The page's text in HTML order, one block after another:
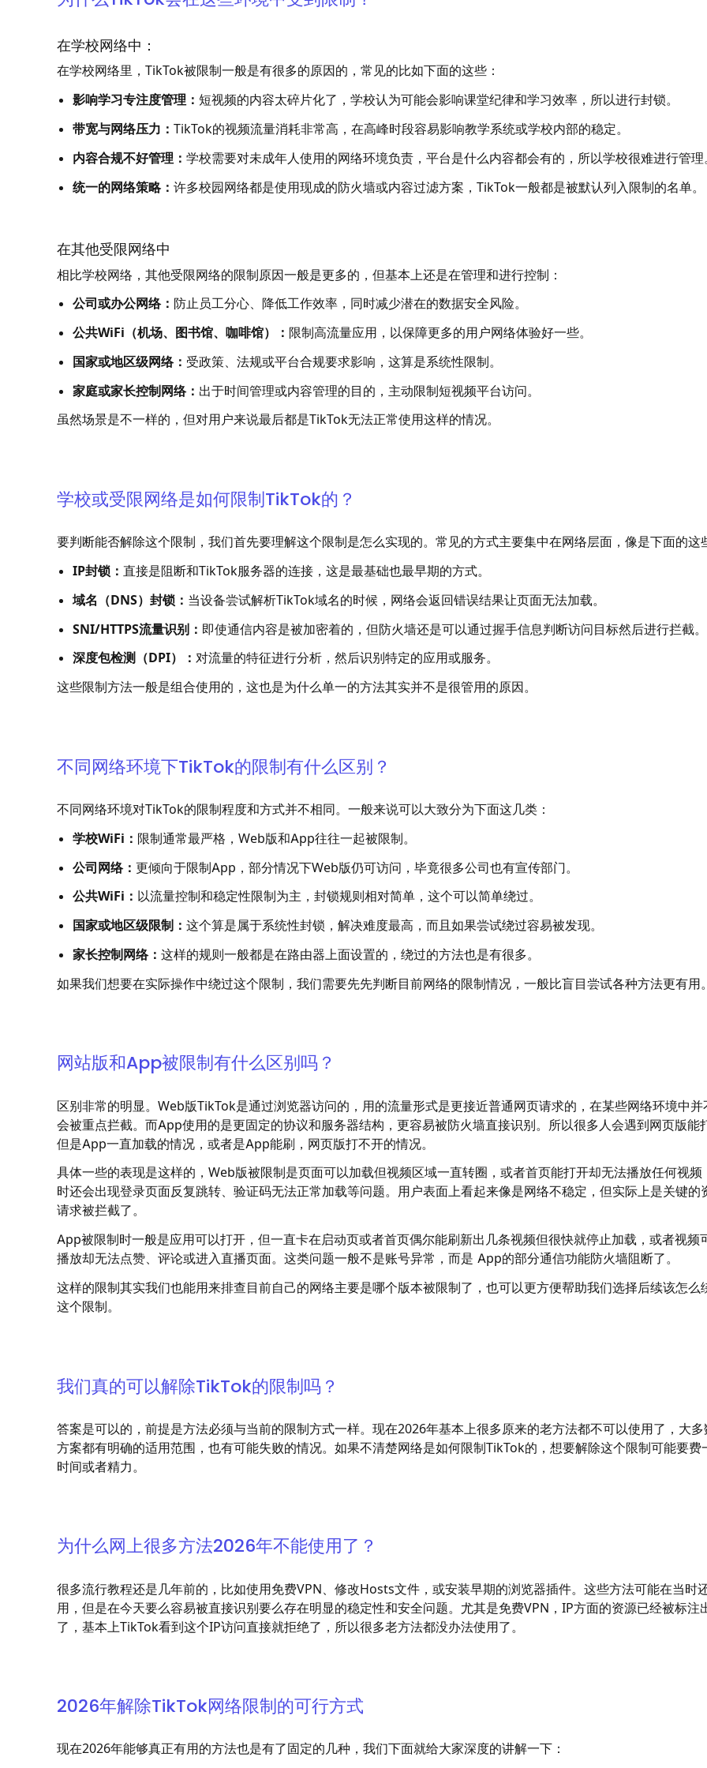
在学校网络中：
在学校网络里，TikTok被限制一般是有很多的原因的，常见的比如下面的这些：
影响学习专注度管理： 短视频的内容太碎片化了，学校认为可能会影响课堂纪律和学习效率，所以进行封锁。
带宽与网络压力： TikTok的视频流量消耗非常高，在高峰时段容易影响教学系统或学校内部的稳定。
内容合规不好管理： 学校需要对未成年人使用的网络环境负责，平台是什么内容都会有的，所以学校很难进行管理
统一的网络策略： 许多校园网络都是使用现成的防火墙或内容过滤方案，TikTok一般都是被默认列入限制的名单。
在其他受限网络中
相比学校网络，其他受限网络的限制原因一般是更多的，但基本上还是在管理和进行控制：
公司或办公网络： 防止员工分心、降低工作效率，同时减少潜在的数据安全风险。
公共WiFi（机场、图书馆、咖啡馆）： 限制高流量应用，以保障更多的用户网络体验好一些。
国家或地区级网络： 受政策、法规或平台合规要求影响，这算是系统性限制。
家庭或家长控制网络： 出于时间管理或内容管理的目的，主动限制短视频平台访问。
虽然场景是不一样的，但对用户来说最后都是TikTok无法正常使用这样的情况。
学校或受限网络是如何限制TikTok的？
要判断能否解除这个限制，我们首先要理解这个限制是怎么实现的。常见的方式主要集中在网络层面，像是下面的这
IP封锁： 直接是阻断和TikTok服务器的连接，这是最基础也最早期的方式。
域名（DNS）封锁： 当设备尝试解析TikTok域名的时候，网络会返回错误结果让页面无法加载。
SNI/HTTPS流量识别： 即使通信内容是被加密着的，但防火墙还是可以通过握手信息判断访问目标然后进行拦截。
深度包检测（DPI）： 对流量的特征进行分析，然后识别特定的应用或服务。
这些限制方法一般是组合使用的，这也是为什么单一的方法其实并不是很管用的原因。
不同网络环境下TikTok的限制有什么区别？
不同网络环境对TikTok的限制程度和方式并不相同。一般来说可以大致分为下面这几类：
学校WiFi： 限制通常最严格，Web版和App往往一起被限制。
公司网络： 更倾向于限制App，部分情况下Web版仍可访问，毕竟很多公司也有宣传部门。
公共WiFi： 以流量控制和稳定性限制为主，封锁规则相对简单，这个可以简单绕过。
国家或地区级限制： 这个算是属于系统性封锁，解决难度最高，而且如果尝试绕过容易被发现。
家长控制网络： 这样的规则一般都是在路由器上面设置的，绕过的方法也是有很多。
如果我们想要在实际操作中绕过这个限制，我们需要先先判断目前网络的限制情况，一般比盲目尝试各种方法更有用
网站版和App被限制有什么区别吗？
区别非常的明显。Web版TikTok是通过浏览器访问的，用的流量形式是更接近普通网页请求的，在某些网络环境中并
会被重点拦截。而App使用的是更固定的协议和服务器结构，更容易被防火墙直接识别。所以很多人会遇到网页版能
但是App一直加载的情况，或者是App能刷，网页版打不开的情况。
具体一些的表现是这样的，Web版被限制是页面可以加载但视频区域一直转圈，或者首页能打开却无法播放任何视频
时还会出现登录页面反复跳转、验证码无法正常加载等问题。用户表面上看起来像是网络不稳定，但实际上是关键的
请求被拦截了。
App被限制时一般是应用可以打开，但一直卡在启动页或者首页偶尔能刷新出几条视频但很快就停止加载，或者视频
播放却无法点赞、评论或进入直播页面。这类问题一般不是账号异常，而是 App的部分通信功能防火墙阻断了。
这样的限制其实我们也能用来排查目前自己的网络主要是哪个版本被限制了，也可以更方便帮助我们选择后续该怎么
这个限制。
我们真的可以解除TikTok的限制吗？
答案是可以的，前提是方法必须与当前的限制方式一样。现在2026年基本上很多原来的老方法都不可以使用了，大多
方案都有明确的适用范围，也有可能失败的情况。如果不清楚网络是如何限制TikTok的，想要解除这个限制可能要费
时间或者精力。
为什么网上很多方法2026年不能使用了？
很多流行教程还是几年前的，比如使用免费VPN、修改Hosts文件，或安装早期的浏览器插件。这些方法可能在当时
用，但是在今天要么容易被直接识别要么存在明显的稳定性和安全问题。尤其是免费VPN，IP方面的资源已经被标注
了，基本上TikTok看到这个IP访问直接就拒绝了，所以很多老方法都没办法使用了。
2026年解除TikTok网络限制的可行方式
现在2026年能够真正有用的方法也是有了固定的几种，我们下面就给大家深度的讲解一下：